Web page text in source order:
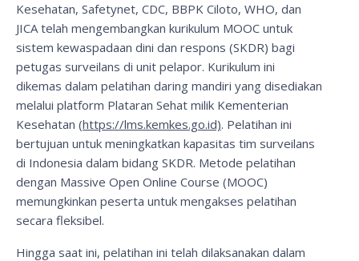
Kesehatan, Safetynet, CDC, BBPK Ciloto, WHO, dan
JICA telah mengembangkan kurikulum MOOC untuk
sistem kewaspadaan dini dan respons (SKDR) bagi
petugas surveilans di unit pelapor. Kurikulum ini
dikemas dalam pelatihan daring mandiri yang disediakan
melalui platform Plataran Sehat milik Kementerian
Kesehatan (https://lms.kemkes.go.id). Pelatihan ini
bertujuan untuk meningkatkan kapasitas tim surveilans
di Indonesia dalam bidang SKDR. Metode pelatihan
dengan Massive Open Online Course (MOOC)
memungkinkan peserta untuk mengakses pelatihan
secara fleksibel.
Hingga saat ini, pelatihan ini telah dilaksanakan dalam